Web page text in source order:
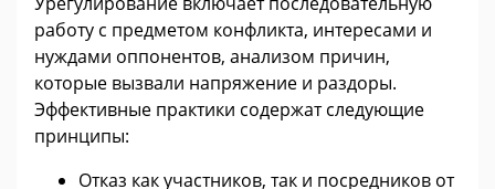
работу с предметом конфликта, интересами и
нуждами оппонентов, анализом причин,
которые вызвали напряжение и раздоры.
Эффективные практики содержат следующие
принципы:
Отказ как участников, так и посредников от